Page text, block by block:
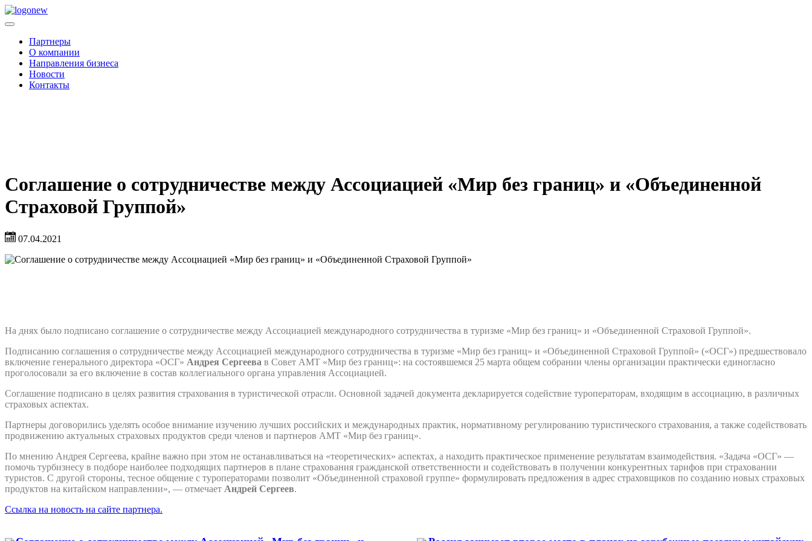
Партнеры
О компании
Направления бизнеса
Новости
Контакты
Соглашение о сотрудничестве между Ассоциацией «Мир без границ» и «Объединенной
Страховой Группой»
07.04.2021
На днях было подписано соглашение о сотрудничестве между Ассоциацией международного сотрудничества в туризме «Мир без границ» и «Объединенной Страховой Группой».
Подписанию соглашения о сотрудничестве между Ассоциацией международного сотрудничества в туризме «Мир без границ» и «Объединенной Страховой Группой» («ОСГ») предшествовало
включение генерального директора «ОСГ» Андрея Сергеева в Совет АМТ «Мир без границ»: на состоявшемся 25 марта общем собрании члены организации практически единогласно
проголосовали за его включение в состав коллегиального органа управления Ассоциацией.
Соглашение подписано в целях развития страхования в туристической отрасли. Основной задачей документа декларируется содействие туроператорам, входящим в ассоциацию, в различных
страховых аспектах.
Партнеры договорились уделять особое внимание изучению лучших российских и международных практик, нормативному регулированию туристического страхования, а также содействовать
продвижению актуальных страховых продуктов среди членов и партнеров АМТ «Мир без границ».
По мнению Андрея Сергеева, крайне важно при этом не останавливаться на «теоретических» аспектах, а находить практическое применение результатам взаимодействия. «Задача «ОСГ» —
помочь турбизнесу в подборе наиболее подходящих партнеров в плане страхования гражданской ответственности и содействовать в получении конкурентных тарифов при страховании
туристов. С другой стороны, тесное общение с туроператорами позволит «Объединенной страховой группе» формулировать предложения в адрес страховщиков по созданию новых страховых
продуктов на китайском направлении», — отмечает Андрей Сергеев.
Ссылка на новость на сайте партнера.